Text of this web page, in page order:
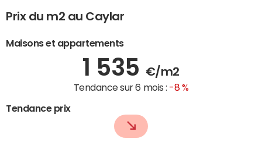
Prix du m2 au Caylar
Maisons et appartements
1 535 €/m2
Tendance sur 6 mois : -8 %
Tendance prix